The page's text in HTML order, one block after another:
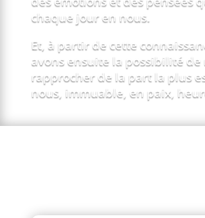
chaque jour en nous.
Et, à partir de cette
avons ensuite la possibilité de
rapprocher de la part la plus
nous, immuable, en paix,